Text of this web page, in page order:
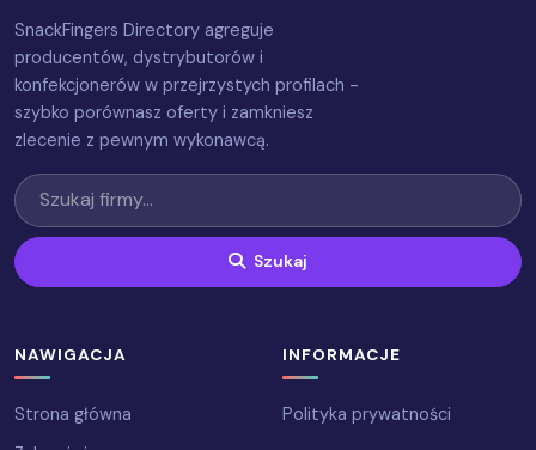
SnackFingers Directory agreguje
producentów, dystrybutorów i
konfekcjonerów w przejrzystych profilach -
szybko porównasz oferty i zamkniesz
zlecenie z pewnym wykonawcą.
Szukaj
NAWIGACJA
Strona główna
INFORMACJE
Polityka prywatności